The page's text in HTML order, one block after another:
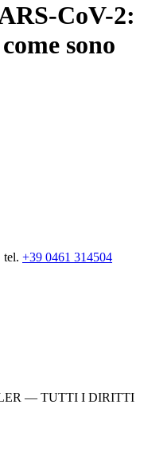
CoV-2:
sono
tel. +39 0461 314504
— TUTTI I DIRITTI